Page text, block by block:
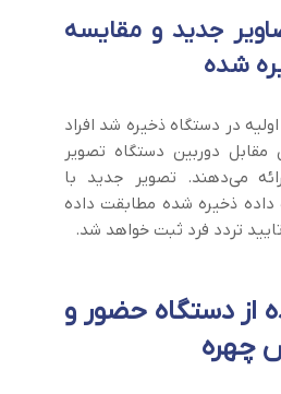
جدید و مقایسه
شده
در دستگاه ذخیره شد افراد
مقابل دوربین دستگاه تصویر
می‌دهند. تصویر جدید با
داده ذخیره شده مطابقت داده
تردد فرد ثبت خواهد شد.
از دستگاه حضور و
چهره